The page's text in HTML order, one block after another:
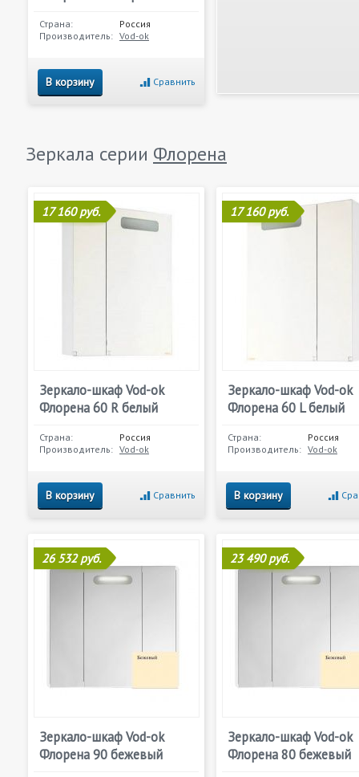
Страна:
Россия
Производитель: Vod-ok
В корзину Сравнить
Зеркала серии Флорена
17 160 руб.
Зеркало-шкаф Vod-ok
Флорена 60 R белый
Страна:
Россия
Производитель: Vod-ok
В корзину Сравнить
17 160 руб.
Зеркало-шкаф Vod-ok
Флорена 60 L белый
Страна:
Россия
Производитель: Vod-ok
В корзину
26 532 руб.
Зеркало-шкаф Vod-ok
Флорена 90 бежевый
23 490 руб.
Зеркало-шкаф Vod-ok
Флорена 80 бежевый